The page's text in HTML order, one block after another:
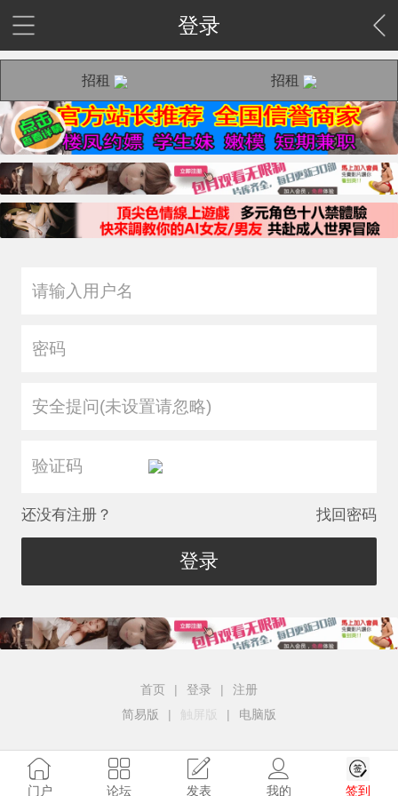
登录
招租 招租
安全提问(未设置请忽略)
还没有注册？ 找回密码
登录
首页 | 登录 |
注册
简易版
| 触屏版 | 电脑版
门户 论坛 发表 我的 签到